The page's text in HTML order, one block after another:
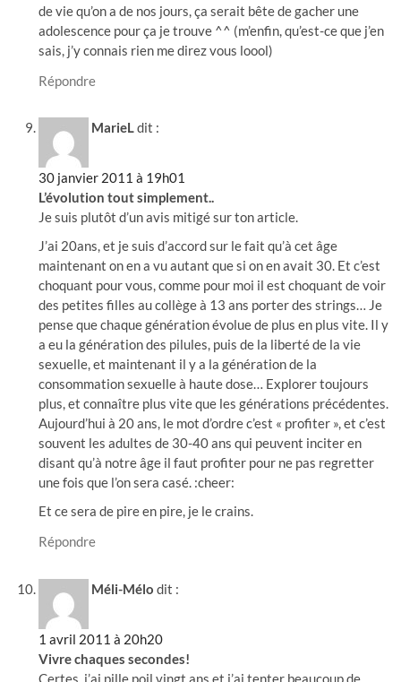
de vie qu’on a de nos jours, ça serait bête de gacher une
adolescence pour ça je trouve ^^ (m’enfin, qu’est-ce que j’en
sais, j’y connais rien me direz vous loool)
Répondre
MarieLdit :
30 janvier 2011 à 19h01
L’évolution tout simplement..
Je suis plutôt d’un avis mitigé sur ton article.
J’ai 20ans, et je suis d’accord sur le fait qu’à cet âge
maintenant on en a vu autant que si on en avait 30. Et c’est
choquant pour vous, comme pour moi il est choquant de voir
des petites filles au collège à 13 ans porter des strings… Je
pense que chaque génération évolue de plus en plus vite. Il y
a eu la génération des pilules, puis de la liberté de la vie
sexuelle, et maintenant il y a la génération de la
consommation sexuelle à haute dose… Explorer toujours
plus, et connaître plus vite que les générations précédentes.
Aujourd’hui à 20 ans, le mot d’ordre c’est « profiter », et c’est
souvent les adultes de 30-40 ans qui peuvent inciter en
disant qu’à notre âge il faut profiter pour ne pas regretter
une fois que l’on sera casé. :cheer:
Et ce sera de pire en pire, je le crains.
Répondre
Méli-Mélo dit :
1 avril 2011 à 20h20
Vivre chaques secondes!
Certes, j’ai pille poil vingt ans et j’ai tenter beaucoup de